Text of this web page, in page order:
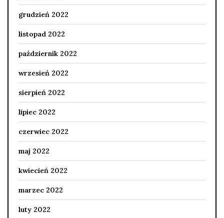
grudzień 2022
listopad 2022
październik 2022
wrzesień 2022
sierpień 2022
lipiec 2022
czerwiec 2022
maj 2022
kwiecień 2022
marzec 2022
luty 2022